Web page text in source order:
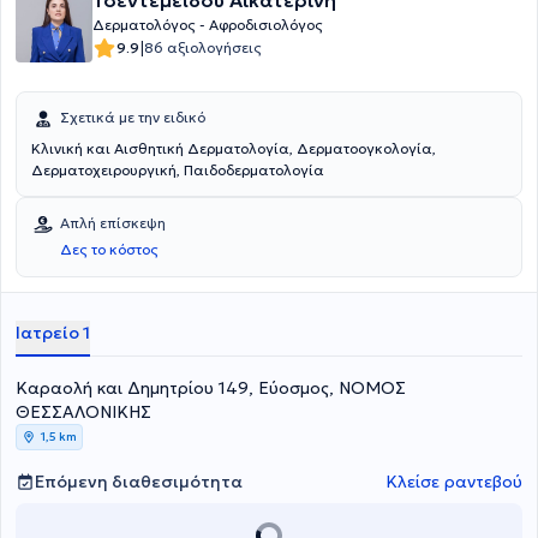
Δερματολόγος - Αφροδισιολόγος
9.9|86 αξιολογήσεις
Σχετικά με την ειδικό
Κλινική και Αισθητική Δερματολογία, Δερματοογκολογία,
Δερματοχειρουργική, Παιδοδερματολογία
Απλή επίσκεψη
Δες το κόστος
Ιατρείο 1
Καραολή και Δημητρίου 149, Εύοσμος, ΝΟΜΟΣ
ΘΕΣΣΑΛΟΝΙΚΗΣ
1,5 km
Επόμενη διαθεσιμότητα Κλείσε ραντεβού